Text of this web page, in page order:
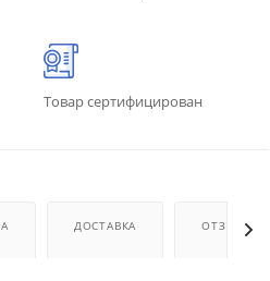
Товар сертифицирован
ДОСТАВКА ОТЗЫВЫ